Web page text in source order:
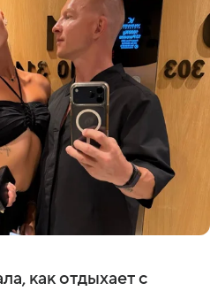
как отдыхает с